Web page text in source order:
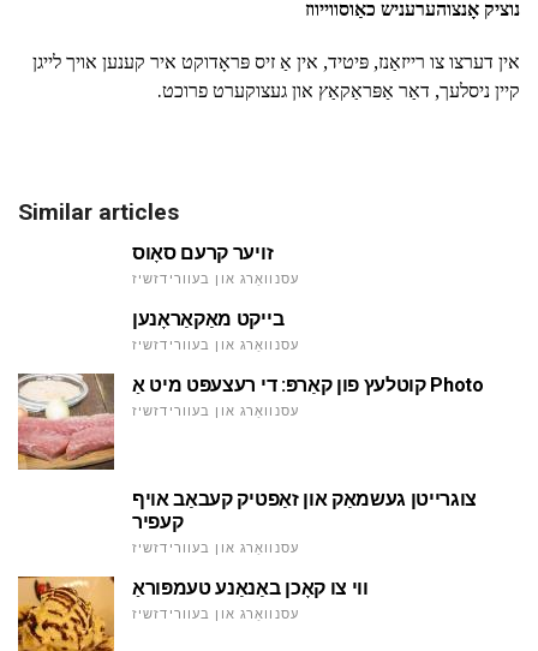
נוציק אָנצוהערעניש כאַוסווייווז
אין דערצו צו רייזאַנז, פּיטיד, אין אַ זיס פּראָדוקט איר קענען אויך לייגן
קיין ניסלעך, דאַר אַפּראַקאַץ און געצוקערט פרוכט.
Similar articles
זויער קרעם סאָוס
עסנוואַרג און בעוורידזשיז
בייקט מאַקאַראָנען
עסנוואַרג און בעוורידזשיז
קוטלעץ פון קאַרפּ: די רעצעפּט מיט אַ Photo
עסנוואַרג און בעוורידזשיז
צוגרייטן געשמאַק און זאַפטיק קעבאַב אויף
קעפיר
עסנוואַרג און בעוורידזשיז
ווי צו קאָכן באַנאַנע טעמפּוראַ
עסנוואַרג און בעוורידזשיז